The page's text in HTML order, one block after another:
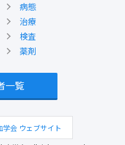
病態
治療
検査
薬剤
一覧
会 ウェブサイト